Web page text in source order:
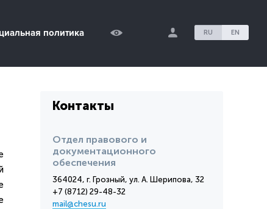
политика RU EN
Контакты
Отдел правового и
документационного
обеспечения
364024, г. Грозный, ул. А. Шерипова, 32
+7 (8712) 29-48-32
mail@chesu.ru